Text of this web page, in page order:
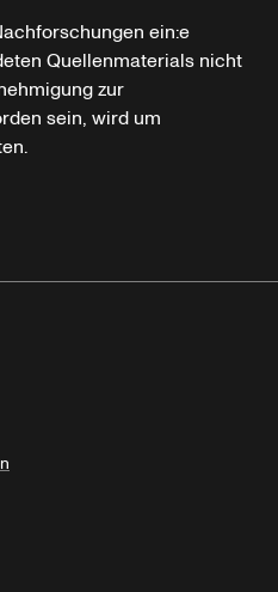
ein:e
Quellenmaterials nicht
zur
sein, wird um